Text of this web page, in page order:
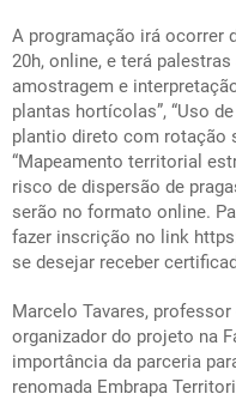
A programação irá ocorrer
20h, online, e terá
amostragem e
plantas hortícolas”, “Uso
plantio direto com rotação
“Mapeamento territorial
risco de dispersão de
serão no formato online.
fazer inscrição no link
se desejar receber
Marcelo Tavares,
organizador do projeto na
importância da parceria
renomada Embrapa